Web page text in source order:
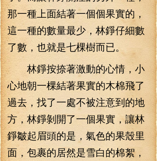
那一種上面結著一個個果實的，
這一種的數量最少，林錚仔細數
了數，也就是七棵樹而已。
林錚按捺著激動的心情，小
心地朝一棵結著果實的木棉飛了
過去，找了一處不被注意到的地
方，林錚剝開了一個果實，讓林
錚皺起眉頭的是，氣色的果殼里
面，包裹的居然是雪白的棉絮，